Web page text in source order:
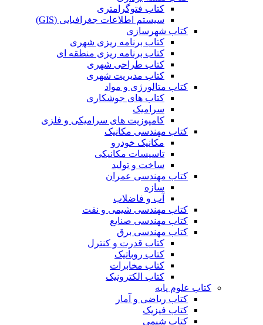
کتاب فتوگرامتری
سیستم اطلاعات جغرافیایی (GIS)
کتاب شهرسازی
کتاب برنامه ریزی شهری
کتاب برنامه ریزی منطقه ای
کتاب طراحی شهری
کتاب مدیریت شهری
کتاب متالورژی و مواد
کتاب های جوشکاری
سرامیک
کامپوزیت های سرامیکی و فلزی
کتاب مهندسی مکانیک
مکانیک خودرو
تاسیسات مکانیکی
ساخت و تولید
کتاب مهندسی عمران
سازه
آب و فاضلاب
کتاب مهندسی شیمی و نفت
کتاب مهندسی صنایع
کتاب مهندسی برق
کتاب قدرت و کنترل
کتاب روباتیک
کتاب مخابرات
کتاب الکترونیک
کتاب علوم پایه
کتاب ریاضی و آمار
کتاب فیزیک
کتاب شیمی